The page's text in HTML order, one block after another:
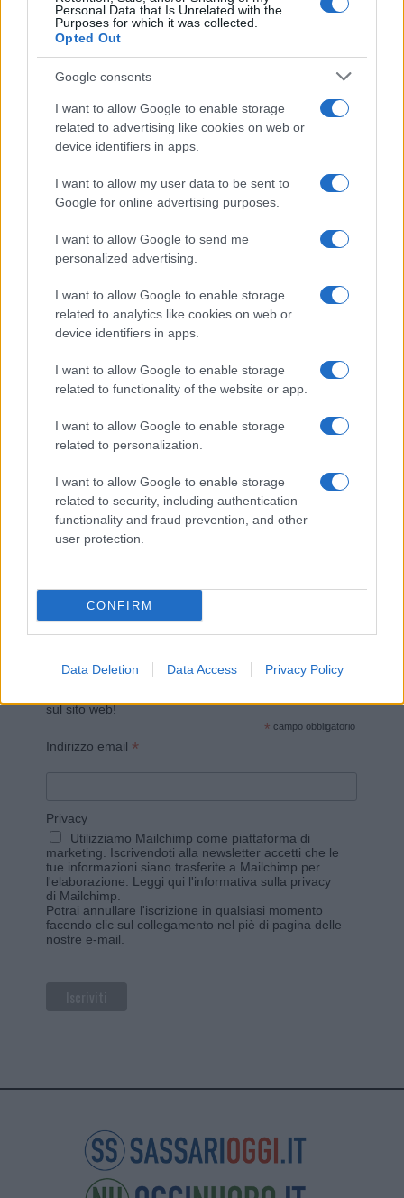
Personal Data that Is Unrelated with the
Purposes for which it was collected.
Opted Out
Google consents
I want to allow Google to enable storage
related to advertising like cookies on web or
device identifiers in apps.
I want to allow my user data to be sent to
Google for online advertising purposes.
I want to allow Google to send me
personalized advertising.
I want to allow Google to enable storage
related to analytics like cookies on web or
device identifiers in apps.
I want to allow Google to enable storage
related to functionality of the website or app.
I want to allow Google to enable storage
related to personalization.
I want to allow Google to enable storage
related to security, including authentication
functionality and fraud prevention, and other
user protection.
CONFIRM
Data Deletion Data Access Privacy Policy
Martina Agostina Diturco
I nostri cari
I nostri cari
Giovannimaria Cabras
Invia un Comunicato Stampa|Pubblicità|
Iscriviti alla newsletter di Gallura Oggi e ricevi le nostre
sul sito web!
* campo obbligatorio
Indirizzo email *
Privacy
Utilizziamo Mailchimp come piattaforma di
marketing. Iscrivendoti alla newsletter accetti che le
tue informazioni siano trasferite a Mailchimp per
l'elaborazione. Leggi qui l'informativa sulla privacy
di Mailchimp
Potrai annullare l'iscrizione in qualsiasi momento
facendo clic sul collegamento nel piè di pagina delle
nostre e-mail.